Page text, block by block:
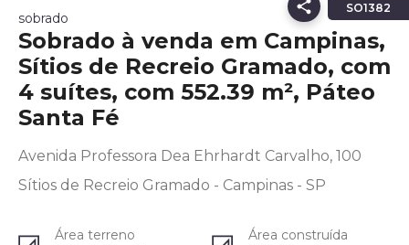
SO1382
sobrado
Sobrado à venda em Campinas,
Sítios de Recreio Gramado, com
4 suítes, com 552.39 m², Páteo
Santa Fé
Avenida Professora Dea Ehrhardt Carvalho, 100
Sítios de Recreio Gramado - Campinas - SP
Área terreno Área construída